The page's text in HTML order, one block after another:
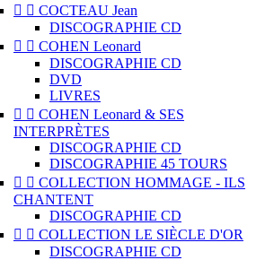
  COCTEAU Jean
DISCOGRAPHIE CD
  COHEN Leonard
DISCOGRAPHIE CD
DVD
LIVRES
  COHEN Leonard & SES
INTERPRÈTES
DISCOGRAPHIE CD
DISCOGRAPHIE 45 TOURS
  COLLECTION HOMMAGE - ILS
CHANTENT
DISCOGRAPHIE CD
  COLLECTION LE SIÈCLE D'OR
DISCOGRAPHIE CD